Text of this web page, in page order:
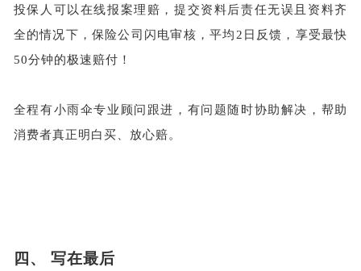
投保人可以在线报案理赔，提交资料后责任无误且资料齐
全的情况下，保险公司闪电审核，平均2日反馈，享受最快
50分钟的极速赔付！
全程有小雨伞专业顾问跟进，有问题随时协助解决，帮助
消费者真正明白买、放心赔。
四、 写在最后